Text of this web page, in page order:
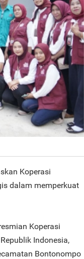
Koperasi
dalam memperkuat
Koperasi
Indonesia,
Bontonompo